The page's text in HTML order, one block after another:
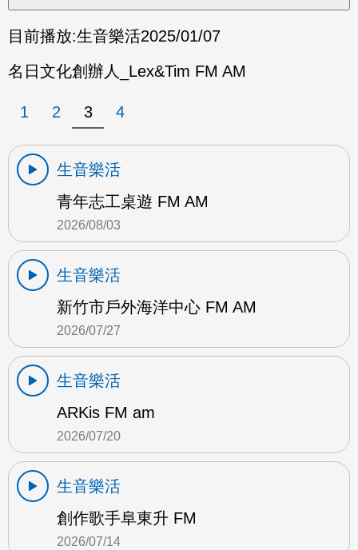
目前播放:生音樂活2025/01/07
名日文化創辦人_Lex&Tim FM AM
1 2 3 4
生音樂活
青年志工桌遊 FM AM
2026/08/03
生音樂活
新竹市戶外海洋中心 FM AM
2026/07/27
生音樂活
ARKis FM am
2026/07/20
生音樂活
創作歌手阜東升 FM
2026/07/14